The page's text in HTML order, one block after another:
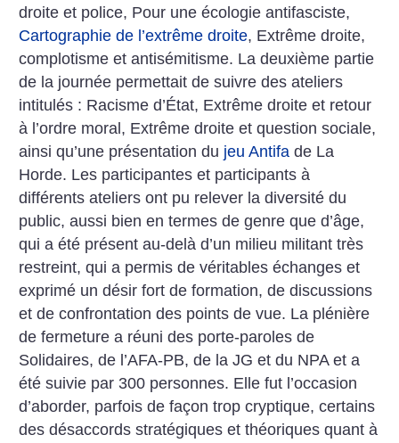
droite et police, Pour une écologie antifasciste,
Cartographie de l’extrême droite, Extrême droite,
complotisme et antisémitisme. La deuxième partie
de la journée permettait de suivre des ateliers
intitulés : Racisme d’État, Extrême droite et retour
à l’ordre moral, Extrême droite et question sociale,
ainsi qu’une présentation du jeu Antifa de La
Horde. Les participantes et participants à
différents ateliers ont pu relever la diversité du
public, aussi bien en termes de genre que d’âge,
qui a été présent au-delà d’un milieu militant très
restreint, qui a permis de véritables échanges et
exprimé un désir fort de formation, de discussions
et de confrontation des points de vue. La plénière
de fermeture a réuni des porte-paroles de
Solidaires, de l’AFA-PB, de la JG et du NPA et a
été suivie par 300 personnes. Elle fut l’occasion
d’aborder, parfois de façon trop cryptique, certains
des désaccords stratégiques et théoriques quant à